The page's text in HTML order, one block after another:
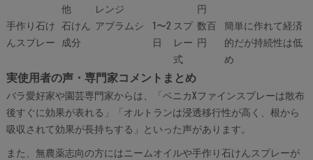
他
レンジ
円
手作り石け
んスプレー
石けん
成分
アブラムシ
1〜2
日
スプ
レー
式
数百
円
簡単に作れて経済
的だが持続性は低
め
実使用者の声・専門家コメントまとめ
バラ愛好家や園芸専門家からは、「ベニカXファインスプレーは散布
後すぐに効果が表れる」「オルトランは浸透移行性が高く、根から
吸収されて効果が長持ちする」といった声があります。
また、無農薬志向の方にはニームオイルや手作り石けんスプレーが